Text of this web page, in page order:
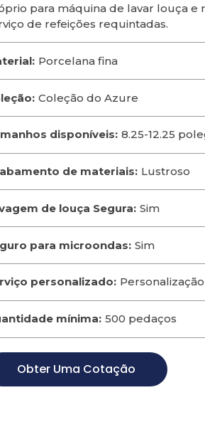
para máquina de lavar louça e
de refeições requintadas.
Porcelana fina
Coleção do Azure
disponíveis: 8.25-12.25
de materiais: Lustroso
de louça Segura: Sim
para microondas: Sim
personalizado:
mínima: 500 pedaços
Obter Uma Cotação